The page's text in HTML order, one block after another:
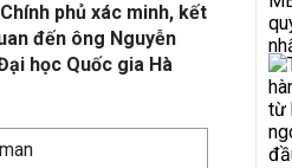
phủ xác minh, kết
đến ông Nguyễn
học Quốc gia Hà